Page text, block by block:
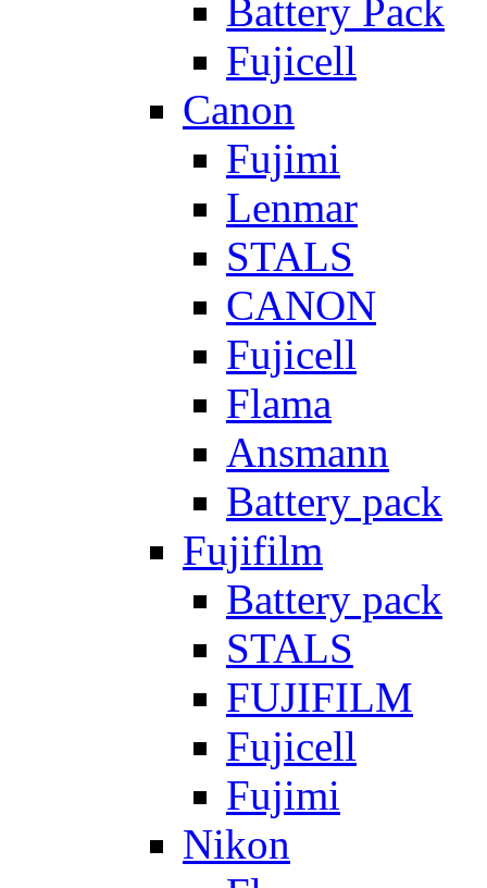
Battery Pack
Fujicell
Canon
Fujimi
Lenmar
STALS
CANON
Fujicell
Flama
Ansmann
Battery pack
Fujifilm
Battery pack
STALS
FUJIFILM
Fujicell
Fujimi
Nikon